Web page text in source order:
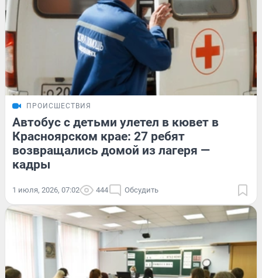
ПРОИСШЕСТВИЯ
Автобус с детьми улетел в кювет в
Красноярском крае: 27 ребят
возвращались домой из лагеря —
кадры
1 июля, 2026, 07:02 444 Обсудить